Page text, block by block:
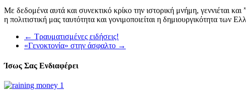
Με δεδομένα αυτά και συνεκτικό κρίκο την ιστορική μνήμη, γεννιέται
η πολιτιστική μας ταυτότητα και γονιμοποιείται η δημιουργικότητα των
← Τραυματισμένες ειδήσεις!
«Γενοκτονία» στην άσφαλτο →
Ίσως Σας Ενδιαφέρει